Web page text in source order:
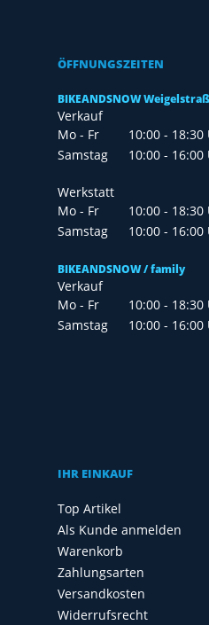
ÖFFNUNGSZEITEN
BIKEANDSNOW
Verkauf
Mo - Fr
10:00 - 18:30
Samstag
10:00 - 16:00
Werkstatt
Mo - Fr
10:00 - 18:30
Samstag
10:00 - 16:00
BIKEANDSNOW / family
Verkauf
Mo - Fr
10:00 - 18:30
Samstag
10:00 - 16:00
IHR EINKAUF
Top Artikel
Als Kunde anmelden
Warenkorb
Zahlungsarten
Versandkosten
Widerrufsrecht